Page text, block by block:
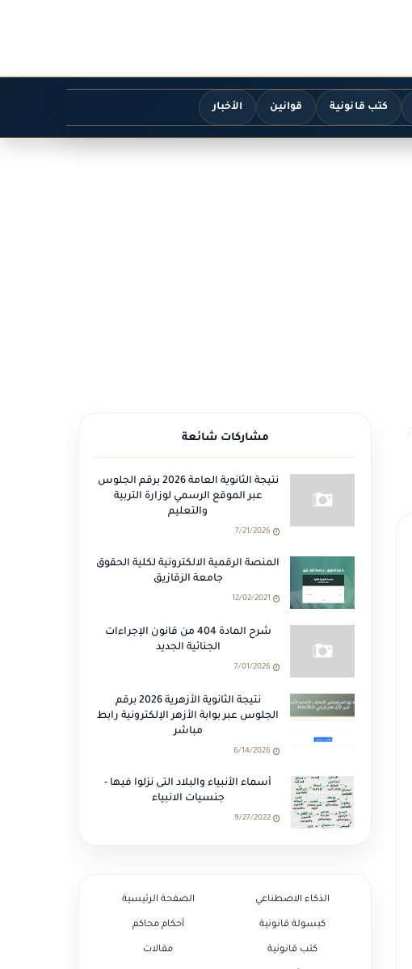
كتب قانونية قوانين الأخبار
مشاركات شائعة
نتيجة الثانوية العامة 2026 برقم الجلوس
عبر الموقع الرسمي لوزارة التربية
والتعليم
7/21/2026
المنصة الرقمية الالكترونية لكلية الحقوق
جامعة الزقازيق
12/02/2021
شرح المادة 404 من قانون الإجراءات
الجنائية الجديد
7/01/2026
نتيجة الثانوية الأزهرية 2026 برقم
الجلوس عبر بوابة الأزهر الإلكترونية رابط
مباشر
6/14/2026
أسماء الأنبياء والبلاد التى نزلوا فيها -
جنسيات الانبياء
9/27/2022
الصفحة الرئيسية الذكاء الاصطناعي
أحكام محاكم كبسولة قانونية
مقالات كتب قانونية